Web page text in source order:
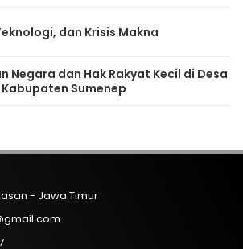
dan Krisis Makna
Negara dan Hak Rakyat Kecil di Desa
Sumenep
- Jawa Timur